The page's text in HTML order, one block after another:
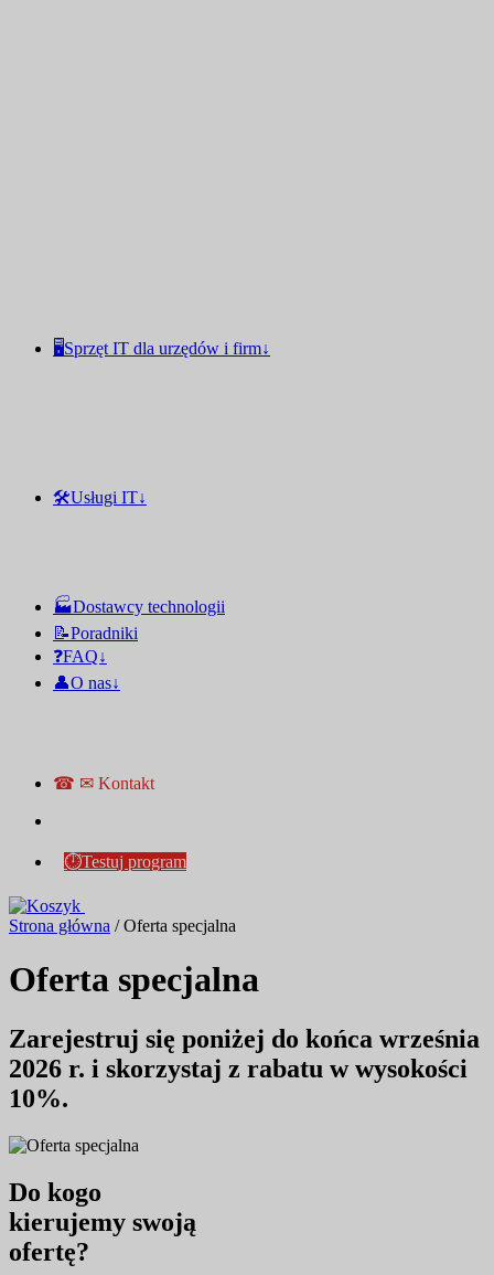
🖥️Sprzęt IT dla urzędów i firm↓
🛠️Usługi IT↓
🏭Dostawcy technologii
📝Poradniki
❓FAQ↓
👤O nas↓
☎ ✉ Kontakt
⏱Testuj program
Strona główna / Oferta specjalna
Oferta specjalna
Zarejestruj się poniżej do końca września
2026 r. i skorzystaj z rabatu w wysokości
10%.
Do kogo
kierujemy swoją
ofertę?